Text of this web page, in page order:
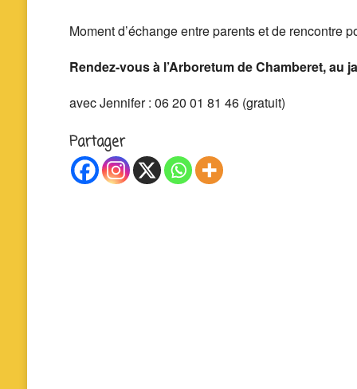
Moment d’échange entre parents et de rencontre
Rendez-vous à l’Arboretum de Chamberet, au
avec Jennifer : 06 20 01 81 46(gratuit)
Partager